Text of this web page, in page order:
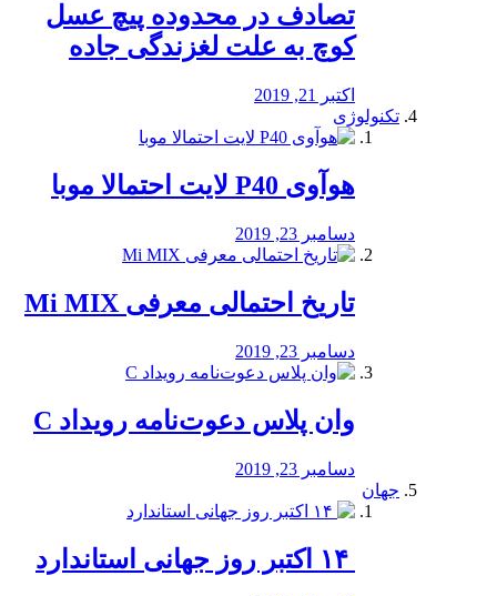
تصادف در محدوده پیچ عسل
کوچ به علت لغزندگی جاده
اکتبر 21, 2019
تکنولوژی
هوآوی P40 لایت احتمالا موبا
دسامبر 23, 2019
تاریخ احتمالی معرفی Mi MIX
دسامبر 23, 2019
وان پلاس دعوت‌نامه رویداد C
دسامبر 23, 2019
جهان